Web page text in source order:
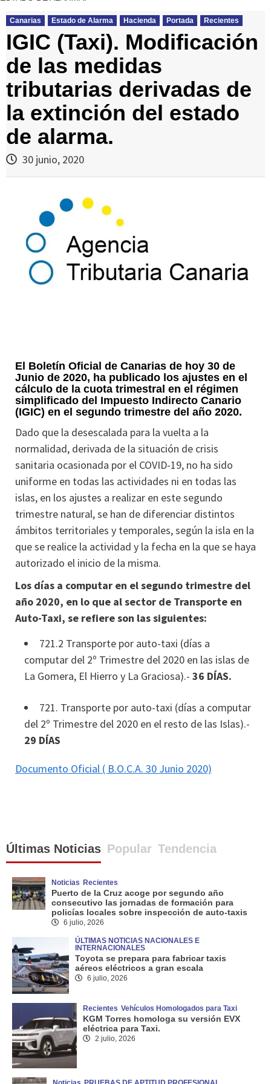
Canarias Estado de Alarma Hacienda Portada Recientes
IGIC (Taxi). Modificación
de las medidas
tributarias derivadas de
la extinción del estado
de alarma.
30 junio, 2020
El Boletín Oficial de Canarias de hoy 30 de
Junio de 2020, ha publicado los ajustes en el
cálculo de la cuota trimestral en el régimen
simplificado del Impuesto Indirecto Canario
(IGIC) en el segundo trimestre del año 2020.
Dado que la desescalada para la vuelta a la
normalidad, derivada de la situación de crisis
sanitaria ocasionada por el COVID-19, no ha sido
uniforme en todas las actividades ni en todas las
islas, en los ajustes a realizar en este segundo
trimestre natural, se han de diferenciar distintos
ámbitos territoriales y temporales, según la isla en la
que se realice la actividad y la fecha en la que se haya
autorizado el inicio de la misma.
Los días a computar en el segundo trimestre del
año 2020, en lo que al sector de Transporte en
Auto-Taxi, se refiere son las siguientes:
721.2 Transporte por auto-taxi (días a
computar del 2º Trimestre del 2020 en las islas de
La Gomera, El Hierro y La Graciosa).- 36 DÍAS.
721. Transporte por auto-taxi (días a computar
del 2º Trimestre del 2020 en el resto de las Islas).-
29 DÍAS
Documento Oficial ( B.O.C.A. 30 Junio 2020)
Últimas Noticias Popular Tendencia
Noticias Recientes
Puerto de la Cruz acoge por segundo año
consecutivo las jornadas de formación para
policías locales sobre inspección de auto-taxis
6 julio, 2026
ÚLTIMAS NOTICIAS NACIONALES E
INTERNACIONALES
Toyota se prepara para fabricar taxis
aéreos eléctricos a gran escala
6 julio, 2026
Recientes Vehículos Homologados para Taxi
KGM Torres homologa su versión EVX
eléctrica para Taxi.
2 julio, 2026